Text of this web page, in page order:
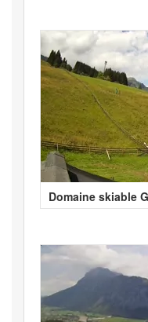
Domaine skiable